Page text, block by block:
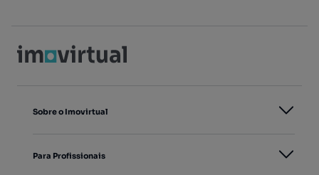
Sobre o Imovirtual
Para Profissionais